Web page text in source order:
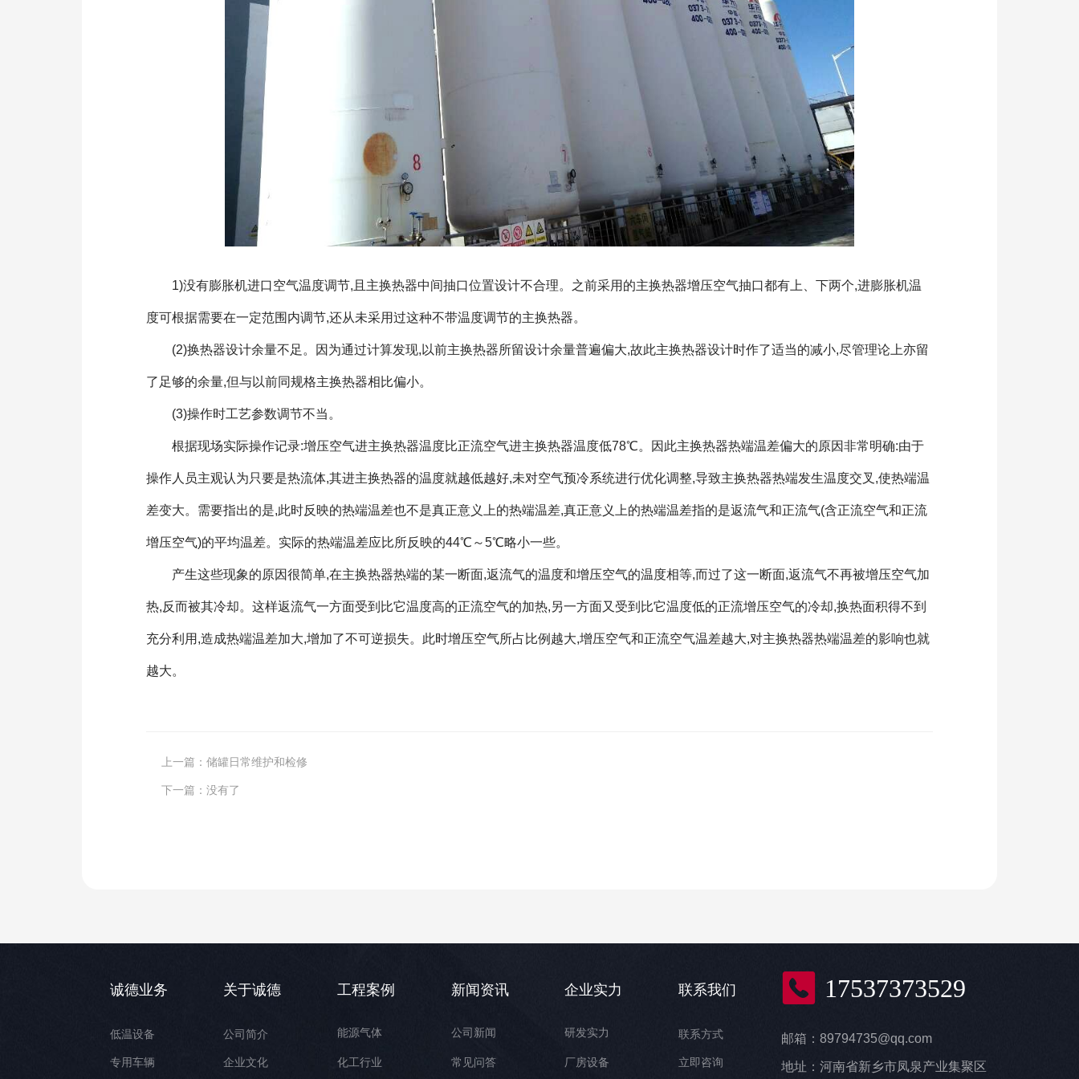
1)没有膨胀机进口空气温度调节,且主换热器中间抽口位置设计不合理。之前采用的主换热器增压空气抽口都有上、下两个,进膨胀机温
度可根据需要在一定范围内调节,还从未采用过这种不带温度调节的主换热器。
(2)换热器设计余量不足。因为通过计算发现,以前主换热器所留设计余量普遍偏大,故此主换热器设计时作了适当的减小,尽管理论上亦留
了足够的余量,但与以前同规格主换热器相比偏小。
(3)操作时工艺参数调节不当。
根据现场实际操作记录:增压空气进主换热器温度比正流空气进主换热器温度低78℃。因此主换热器热端温差偏大的原因非常明确:由于
操作人员主观认为只要是热流体,其进主换热器的温度就越低越好,未对空气预冷系统进行优化调整,导致主换热器热端发生温度交叉,使热端温
差变大。需要指出的是,此时反映的热端温差也不是真正意义上的热端温差,真正意义上的热端温差指的是返流气和正流气(含正流空气和正流
增压空气)的平均温差。实际的热端温差应比所反映的44℃～5℃略小一些。
产生这些现象的原因很简单,在主换热器热端的某一断面,返流气的温度和增压空气的温度相等,而过了这一断面,返流气不再被增压空气加
热,反而被其冷却。这样返流气一方面受到比它温度高的正流空气的加热,另一方面又受到比它温度低的正流增压空气的冷却,换热面积得不到
充分利用,造成热端温差加大,增加了不可逆损失。此时增压空气所占比例越大,增压空气和正流空气温差越大,对主换热器热端温差的影响也就
越大。
上一篇：储罐日常维护和检修
下一篇：没有了
诚德业务
低温设备
专用车辆
关于诚德
公司简介
企业文化
工程案例
能源气体
化工行业
新闻资讯
公司新闻
常见问答
企业实力
研发实力
厂房设备
联系我们
联系方式
立即咨询
17537373529
邮箱：89794735@qq.com
地址：河南省新乡市凤泉产业集聚区